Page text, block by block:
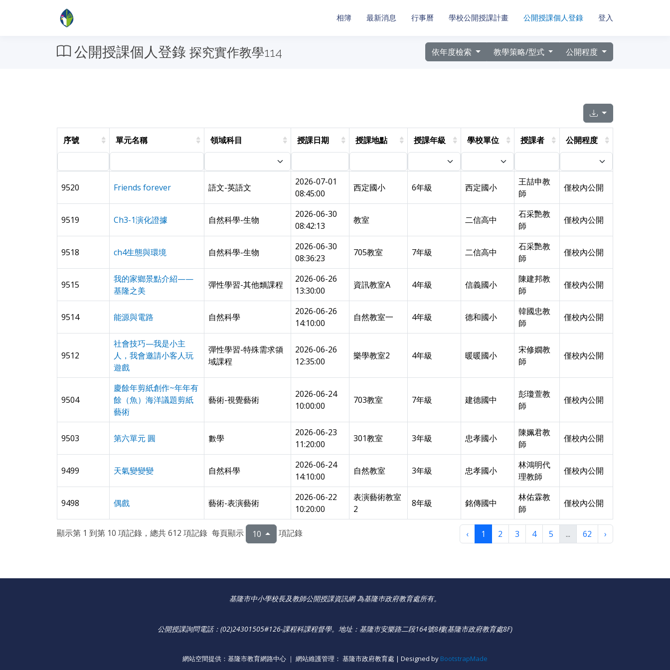
相簿 最新消息 行事曆 學校公開授課計畫 公開授課個人登錄 登入
公開授課個人登錄 探究實作教學114 依年度檢索 教學策略/型式 公開程度
序號 單元名稱 領域科目 授課日期 授課地點 授課年級 學校單位 授課者 公開程度
9520 Friends forever 語文-英語文
2026-07-01
08:45:00
西定國小 6年級 西定國小
王喆申教
師
僅校內公開
9519 Ch3-1演化證據 自然科學-生物
2026-06-30
08:42:13
教室 二信高中
石采艷教
師
僅校內公開
9518 ch4生態與環境 自然科學-生物
2026-06-30
08:36:23
705教室 7年級 二信高中
石采艷教
師
僅校內公開
9515
我的家鄉景點介紹——
基隆之美
彈性學習-其他類課程
2026-06-26
13:30:00
資訊教室A 4年級 信義國小
陳建邦教
師
僅校內公開
9514 能源與電路 自然科學
2026-06-26
14:10:00
自然教室一 4年級 德和國小
韓國忠教
師
僅校內公開
9512
社會技巧—我是小主
人，我會邀請小客人玩
遊戲
彈性學習-特殊需求領
域課程
2026-06-26
12:35:00
樂學教室2 4年級 暖暖國小
宋修嫺教
師
僅校內公開
9504
慶餘年剪紙創作~年年有
餘（魚）海洋議題剪紙
藝術
藝術-視覺藝術
2026-06-24
10:00:00
703教室 7年級 建德國中
彭瓊萱教
師
僅校內公開
9503 第六單元 圓 數學
2026-06-23
11:20:00
301教室 3年級 忠孝國小
陳姵君教
師
僅校內公開
9499 天氣變變變 自然科學
2026-06-24
14:10:00
自然教室 3年級 忠孝國小
林鴻明代
理教師
僅校內公開
9498 偶戲 藝術-表演藝術
2026-06-22
10:20:00
表演藝術教室
2
8年級 銘傳國中
林佑霖教
師
僅校內公開
顯示第 1 到第 10 項記錄，總共 612 項記錄 每頁顯示 10 項記錄 ‹ 1 2 3 4 5 ... 62 ›
基隆市中小學校長及教師公開授課資訊網 為基隆巿政府教育處所有。
公開授課詢問電話：(02)24301505#126-課程科課程督學。 地址：基隆市安樂路二段164號8樓(基隆市政府教育處8F)
網站空間提供：基隆市教育網路中心 ｜ 網站維護管理： 基隆市政府教育處 | Designed by BootstrapMade